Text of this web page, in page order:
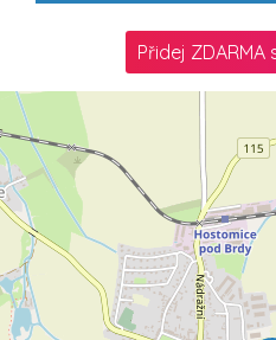
Přidej